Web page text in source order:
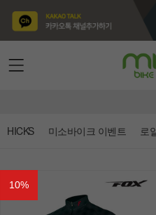
HICKS 미소바이크 이벤트 로
10%